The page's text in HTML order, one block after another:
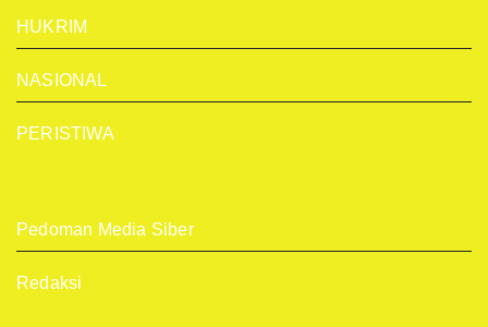
HUKRIM
NASIONAL
PERISTIWA
Pedoman Media Siber
Redaksi